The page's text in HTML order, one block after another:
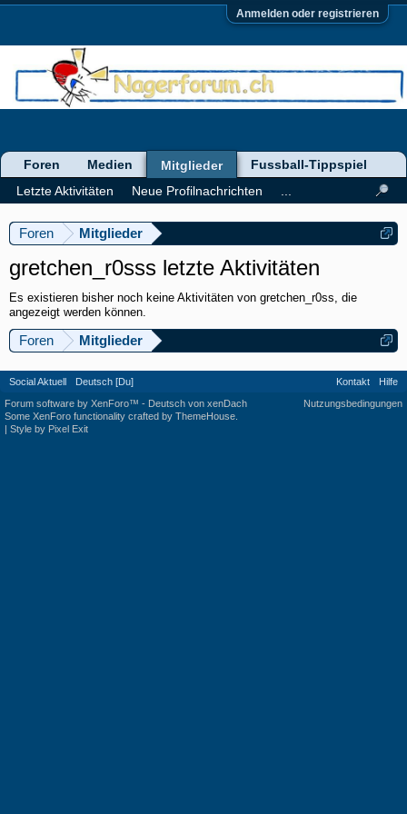
Anmelden oder registrieren
Foren Mitglieder
gretchen_r0sss letzte Aktivitäten
Es existieren bisher noch keine Aktivitäten von gretchen_r0ss, die
angezeigt werden können.
Foren Mitglieder
Foren Medien
Mitglieder
Letzte Aktivitäten
Neue Profilnachrichten
Fussball-Tippspiel
Social Aktuell Deutsch [Du] Kontakt
Hilfe
Nutzungsbedingungen
Forum software by XenForo™ - Deutsch von xenDach
Some XenForo functionality crafted by ThemeHouse
| Style by Pixel Exit